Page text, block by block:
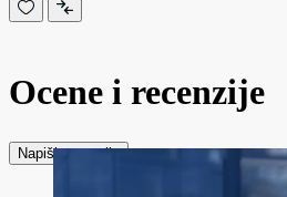
Ocene i recenzije
Napiši recenziju